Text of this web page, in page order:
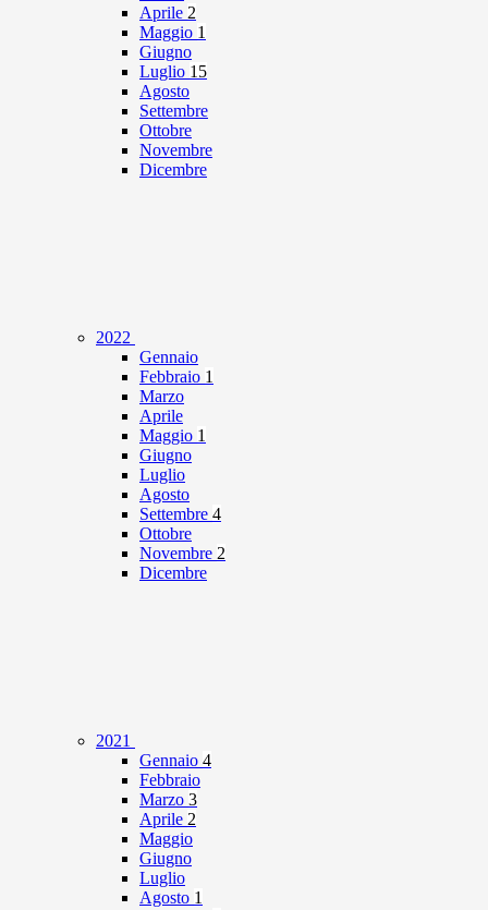
Aprile 2
Maggio 1
Giugno
Luglio 15
Agosto
Settembre
Ottobre
Novembre
Dicembre
2022
Gennaio
Febbraio 1
Marzo
Aprile
Maggio 1
Giugno
Luglio
Agosto
Settembre 4
Ottobre
Novembre 2
Dicembre
2021
Gennaio 4
Febbraio
Marzo 3
Aprile 2
Maggio
Giugno
Luglio
Agosto 1